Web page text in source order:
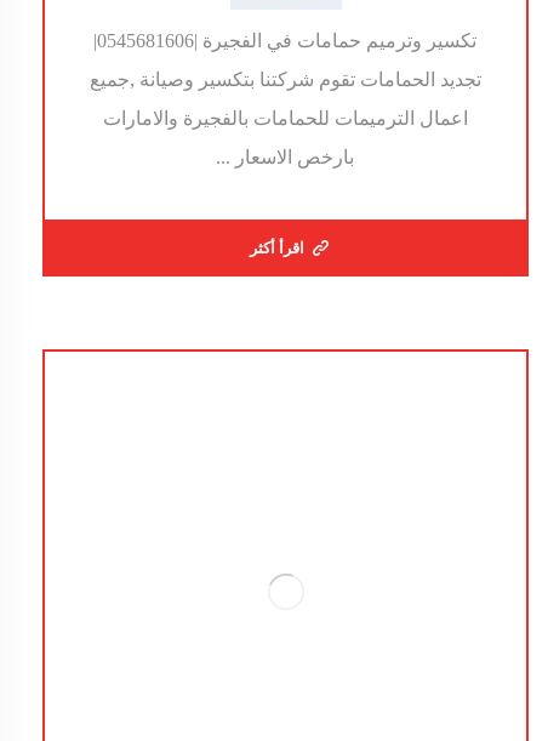
تكسير وترميم حمامات في الفجيرة |0545681606|
تجديد الحمامات تقوم شركتنا بتكسير وصيانة ,جميع
اعمال الترميمات للحمامات بالفجيرة والامارات
بارخص الاسعار ...
اقرأ أكثر